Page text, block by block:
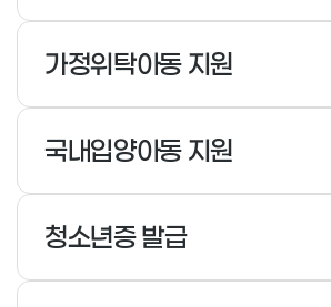
가정위탁아동 지원
국내입양아동 지원
청소년증 발급